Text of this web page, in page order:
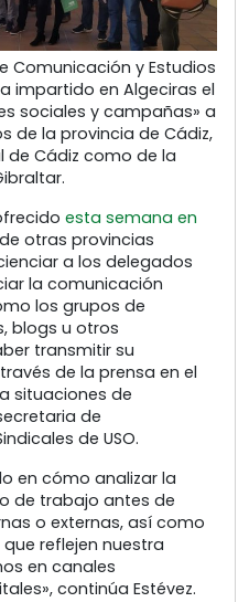
Comunicación y Estudios
impartido en Algeciras el
sociales y campañas» a
de la provincia de Cádiz,
de Cádiz como de la
esta semana en
otras provincias
a los delegados
la comunicación
los grupos de
blogs u otros
transmitir su
de la prensa en el
situaciones de
de
de USO.
en cómo analizar la
de trabajo antes de
o externas, así como
reflejen nuestra
en canales
continúa Estévez.